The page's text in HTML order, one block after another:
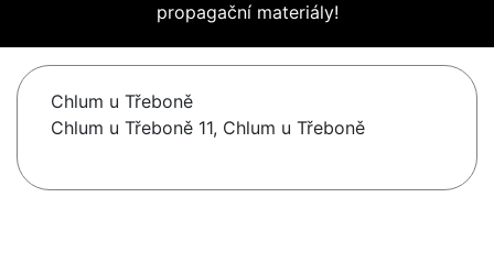
propagační materiály!
Chlum u Třeboně
Chlum u Třeboně 11, Chlum u Třeboně